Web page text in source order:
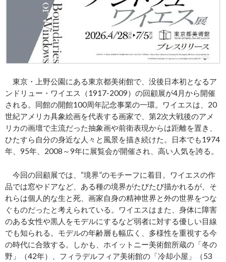
東京・上野公園にある東京都美術館で、没後日本初となるア
ンドリュー・ワイエス（1917-2009）の回顧展が4月から開催
される。同館の開館100周年記念事業の一環。ワイエスは、20
世紀アメリカ具象絵画を代表する画家で、第2次大戦後のアメ
リカの画壇で主流だった抽象画や前衛表現からは距離を置き、
ひたすら自分の身近な人々と風景を描き続けた。日本でも1974
年、95年、2008～9年に展覧会が開催され、高い人気を誇る。
今回の回顧展では、“境界”のモチーフに着目。ワイエスの作
品では窓やドアなど、ある種の境界がたびたび描かれるが、そ
れらは個人的な生と死、画家自身の精神世界と外の世界をつな
ぐものだったと考えられている。ワイエスはまた、身体に障害
のある女性や黒人をモデルにするなど弱者に対する優しい目線
でも知られる。モデルの年齢層も幅広く、多様性を重視する今
の時代に合致する。しかも、ホイットニー美術館所蔵の「冬の
野」（42年）、フィラデルフィア美術館の「冷却小屋」（53